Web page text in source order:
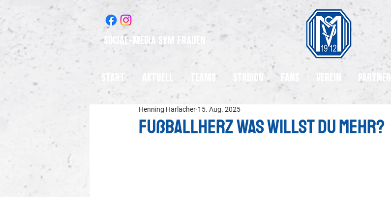
Social-Media SVM Frauen
Start Aktuell Stadion Fans Verein Partner
Fußballherz was willst du mehr?
Henning Harlacher 15. Aug. 2025